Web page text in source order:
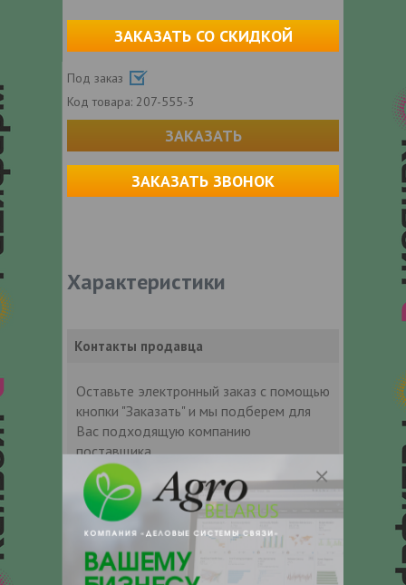
ЗАКАЗАТЬ СО СКИДКОЙ
Под заказ
Код товара: 207-555-3
ЗАКАЗАТЬ
ЗАКАЗАТЬ ЗВОНОК
Характеристики
Контакты продавца
Оставьте электронный заказ с помощью
кнопки "Заказать" и мы подберем для
Вас подходящую компанию
поставщика.